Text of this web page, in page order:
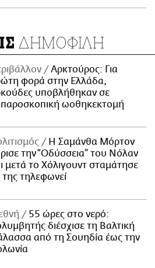
ΔΗΜΟΦΙΛΗ
Αρκτούρος: Για
φορά στην Ελλάδα,
υποβλήθηκαν σε
ωοθηκεκτομή
Η Σαμάνθα Μόρτον
την “Οδύσσεια” του Νόλαν
μετά το Χόλιγουντ σταμάτησε
της τηλεφωνεί
55 ώρες στο νερό:
διέσχισε τη Βαλτική
από τη Σουηδία έως την